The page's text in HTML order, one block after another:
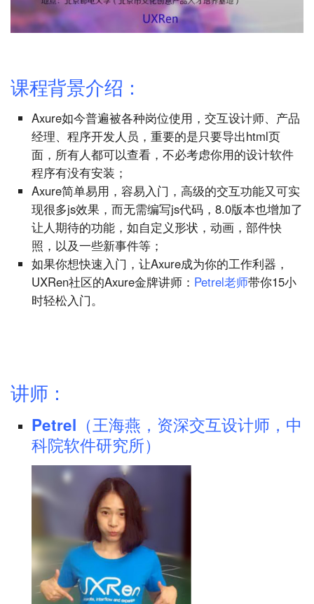
课程背景介绍：
Axure如今普遍被各种岗位使用，交互设计师、产品
经理、程序开发人员，重要的是只要导出html页
面，所有人都可以查看，不必考虑你用的设计软件
程序有没有安装；
Axure简单易用，容易入门，高级的交互功能又可实
现很多js效果，而无需编写js代码，8.0版本也增加了
让人期待的功能，如自定义形状，动画，部件快
照，以及一些新事件等；
如果你想快速入门，让Axure成为你的工作利器，
UXRen社区的Axure金牌讲师： Petrel老师带你15小
时轻松入门。
讲师：
Petrel（王海燕，资深交互设计师，中
科院软件研究所）